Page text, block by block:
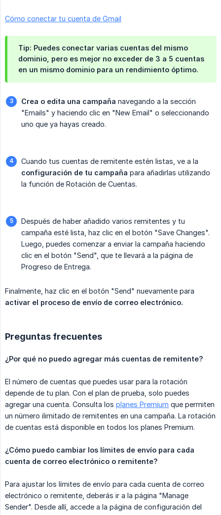
Cómo conectar tu cuenta de Gmail
Tip: Puedes conectar varias cuentas del mismo
dominio, pero es mejor no exceder de 3 a 5 cuentas
en un mismo dominio para un rendimiento óptimo.
Crea o edita una campaña navegando a la sección
"Emails" y haciendo clic en "New Email" o seleccionando
uno que ya hayas creado.
Cuando tus cuentas de remitente estén listas, ve a la
configuración de tu campaña para añadirlas utilizando
la función de Rotación de Cuentas.
Después de haber añadido varios remitentes y tu
campaña esté lista, haz clic en el botón "Save Changes".
Luego, puedes comenzar a enviar la campaña haciendo
clic en el botón "Send", que te llevará a la página de
Progreso de Entrega.
Finalmente, haz clic en el botón "Send" nuevamente para
activar el proceso de envío de correo electrónico.
Preguntas frecuentes
¿Por qué no puedo agregar más cuentas de remitente?
El número de cuentas que puedes usar para la rotación
depende de tu plan. Con el plan de prueba, solo puedes
agregar una cuenta. Consulta los planes Premium que permiten
un número ilimitado de remitentes en una campaña. La rotación
de cuentas está disponible en todos los planes Premium.
¿Cómo puedo cambiar los límites de envío para cada
cuenta de correo electrónico o remitente?
Para ajustar los límites de envío para cada cuenta de correo
electrónico o remitente, deberás ir a la página "Manage
Sender". Desde allí, accede a la página de configuración del